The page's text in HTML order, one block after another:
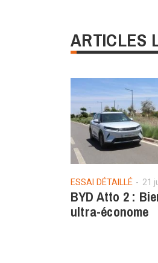
ARTICLES
ESSAI DÉTAILLÉ 21
BYD Atto 2 :
ultra-économe